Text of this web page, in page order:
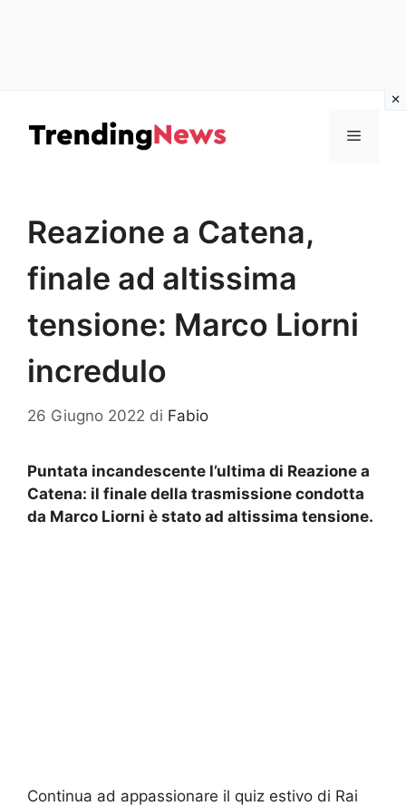
contenuto
Menu
Reazione a Catena,
finale ad altissima
tensione: Marco Liorni
incredulo
26 Giugno 2022 di Fabio
Puntata incandescente l’ultima di Reazione a
Catena: il finale della trasmissione condotta
da Marco Liorni è stato ad altissima tensione.
Continua ad appassionare il quiz estivo di Rai